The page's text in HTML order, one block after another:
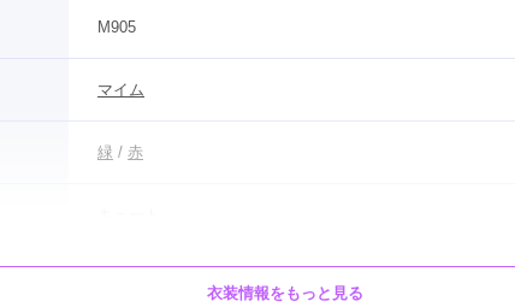
M905
マイム
緑 / 赤
衣装情報をもっと見る